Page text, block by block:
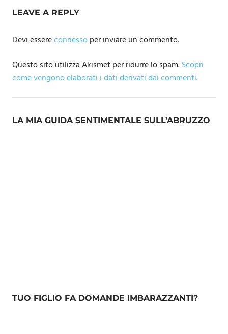
LEAVE A REPLY
Devi essereconnessoper inviare un commento.
Questo sito utilizza Akismet per ridurre lo spam.Scopri
come vengono elaborati i dati derivati dai commenti.
LA MIA GUIDA SENTIMENTALE SULL’ABRUZZO
TUO FIGLIO FA DOMANDE IMBARAZZANTI?